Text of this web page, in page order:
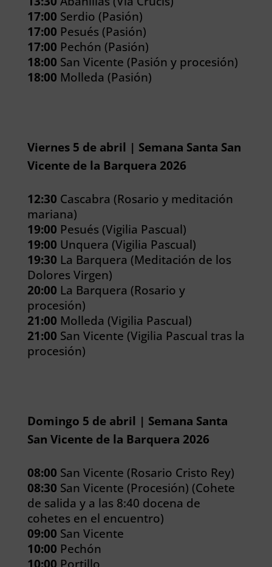
17:00 Serdio (Pasión)
17:00 Pesués (Pasión)
17:00 Pechón (Pasión)
18:00 San Vicente (Pasión y procesión)
18:00 Molleda (Pasión)
Viernes 5 de abril | Semana Santa San
Vicente de la Barquera 2026
12:30 Cascabra (Rosario y meditación
mariana)
19:00 Pesués (Vigilia Pascual)
19:00 Unquera (Vigilia Pascual)
19:30 La Barquera (Meditación de los
Dolores Virgen)
20:00 La Barquera (Rosario y
procesión)
21:00 Molleda (Vigilia Pascual)
21:00 San Vicente (Vigilia Pascual tras la
procesión)
Domingo 5 de abril | Semana Santa
San Vicente de la Barquera 2026
08:00 San Vicente (Rosario Cristo Rey)
08:30 San Vicente (Procesión) (Cohete
de salida y a las 8:40 docena de
cohetes en el encuentro)
09:00 San Vicente
10:00 Pechón
10:00 Portillo